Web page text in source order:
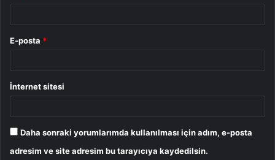
E-posta *
İnternet sitesi
Daha sonraki yorumlarımda kullanılması için adım, e-posta
adresim ve site adresim bu tarayıcıya kaydedilsin.